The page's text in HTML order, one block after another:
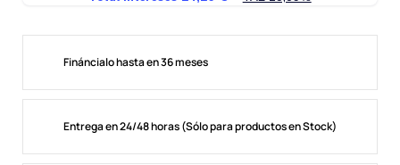
Fináncialo hasta en 36 meses
Entrega en 24/48 horas (Sólo para productos en Stock)